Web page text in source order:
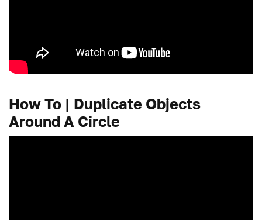
How To | Duplicate Objects
Around A Circle